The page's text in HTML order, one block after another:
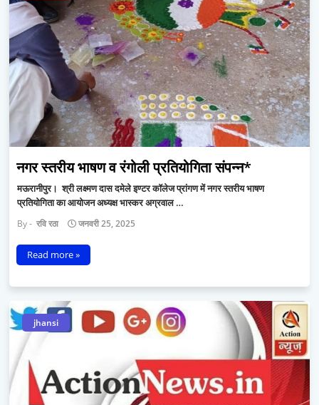
नगर स्तरीय भाषण व रंगोली प्रतियोगिता संपन्न*
मऊरानीपुर। श्री लक्ष्मण दास दमेले इण्टर कॉलेज प्रांगण में नगर स्तरीय भाषण
प्रतियोगिता का आयोजन अध्यक्ष भास्कर अग्रवाल …
रवि रठा जनवरी 25, 2025
Read more »
jhansi